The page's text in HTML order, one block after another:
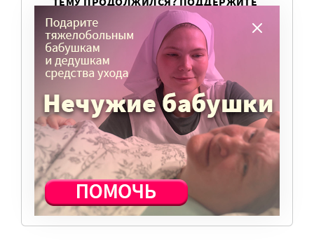
ПОРТАЛ!
Мы просим подписаться на небольшой, но
регулярный платеж в пользу нашего сайта.
Милосердие.ru работает благодаря добровольным
пожертвованиям наших читателей. На
командировки, съемки, зарплаты редакторов,
журналистов и техническую поддержку сайта
нужны средства.
ПОМОЧЬ ПОРТАЛУ